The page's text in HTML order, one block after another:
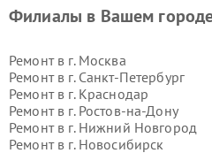
Филиалы в Вашем
Ремонт в г. Москва
Ремонт в г. Санкт-Петербург
Ремонт в г. Краснодар
Ремонт в г. Ростов-на-Дону
Ремонт в г. Нижний Новгород
Ремонт в г. Новосибирск